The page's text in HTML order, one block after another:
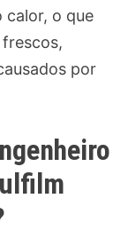
calor, o que
por